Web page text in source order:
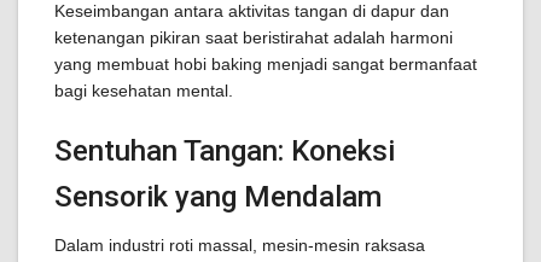
Keseimbangan antara aktivitas tangan di dapur dan
ketenangan pikiran saat beristirahat adalah harmoni
yang membuat hobi baking menjadi sangat bermanfaat
bagi kesehatan mental.
Sentuhan Tangan: Koneksi
Sensorik yang Mendalam
Dalam industri roti massal, mesin-mesin raksasa